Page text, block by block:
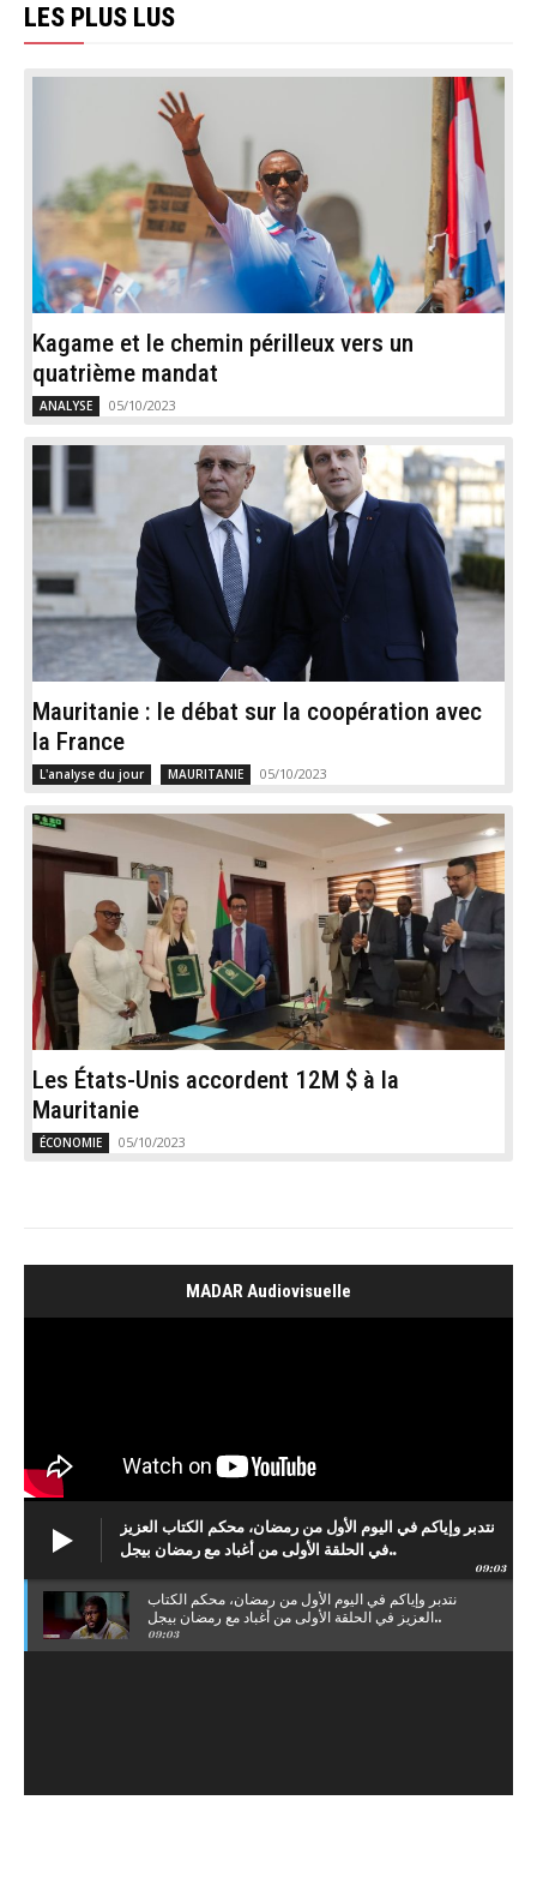
LES PLUS LUS
Kagame et le chemin périlleux vers un
quatrième mandat
ANALYSE 05/10/2023
Mauritanie : le débat sur la coopération avec
la France
L'analyse du jour MAURITANIE 05/10/2023
Les États-Unis accordent 12M $ à la
Mauritanie
ÉCONOMIE 05/10/2023
MADAR Audiovisuelle
نتدبر وإياكم في اليوم الأول من رمضان، محكم الكتاب العزيز
في الحلقة الأولى من أغباد مع رمضان بيجل..
09:03
نتدبر وإياكم في اليوم الأول من رمضان، محكم الكتاب
العزيز في الحلقة الأولى من أغباد مع رمضان بيجل..
09:03